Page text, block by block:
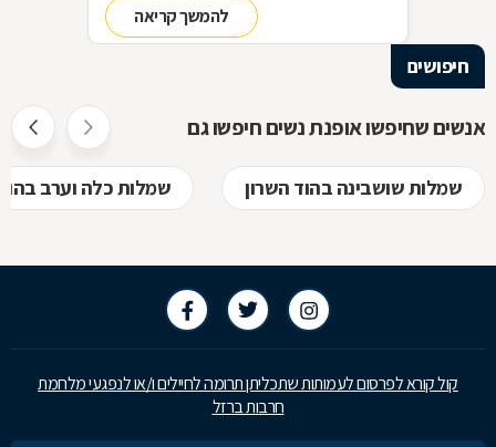
להמשך קריאה
חיפושים
אנשים שחיפשו אופנת נשים חיפשו גם
שמלות שושבינה בהוד השרון שמלות כלה וערב
קול קורא לפרסום לעמותות שתכליתן תרומה לחיילים ו/או לנפגעי מלחמת
חרבות ברזל